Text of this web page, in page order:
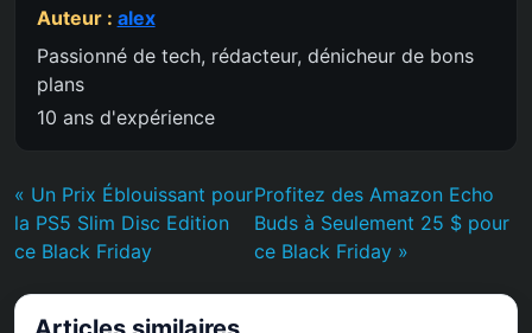
Auteur : alex
Passionné de tech, rédacteur, dénicheur de bons
plans
10 ans d'expérience
« Un Prix Éblouissant pour
la PS5 Slim Disc Edition
ce Black Friday
Profitez des Amazon Echo
Buds à Seulement 25 $ pour
ce Black Friday »